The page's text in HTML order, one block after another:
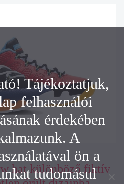
hat különböző fiktív
Tájékoztatjuk,
felhasználói
érdekében
A
ön a
tudomásul